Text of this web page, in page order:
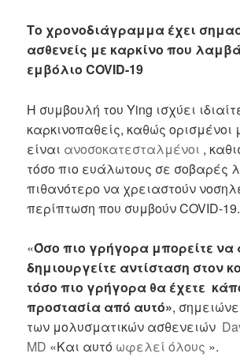
Το χρονοδιάγραμμα έχει
ασθενείς με καρκίνο που
εμβόλιο COVID-19
Η συμβουλή του Ying ισχύει
καρκινοπαθείς, καθώς ορισμένοι
είναι ανοσοκατεσταλμένοι ,
τόσο πιο ευάλωτους σε σοβαρές
πιθανότερο να χρειαστούν
περίπτωση που συμβούν COVID-19.
«Όσο πιο γρήγορα μπορείτε να
δημιουργείτε αντίσταση στον
τόσο πιο γρήγορα θα έχετε
προστασία από αυτό»,
των μολυσματικών ασθενειών
MD «Και αυτό ωφελεί όλους ».